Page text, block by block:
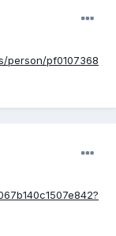
person/pf0107368